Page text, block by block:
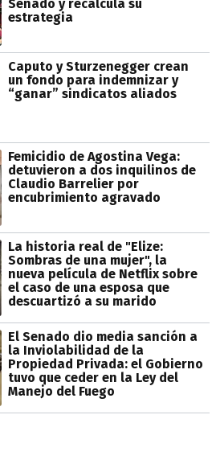
Senado y recalcula su
estrategia
Caputo y Sturzenegger crean
un fondo para indemnizar y
“ganar” sindicatos aliados
Femicidio de Agostina Vega:
detuvieron a dos inquilinos de
Claudio Barrelier por
encubrimiento agravado
La historia real de "Elize:
Sombras de una mujer", la
nueva película de Netflix sobre
el caso de una esposa que
descuartizó a su marido
El Senado dio media sanción a
la Inviolabilidad de la
Propiedad Privada: el Gobierno
tuvo que ceder en la Ley del
Manejo del Fuego